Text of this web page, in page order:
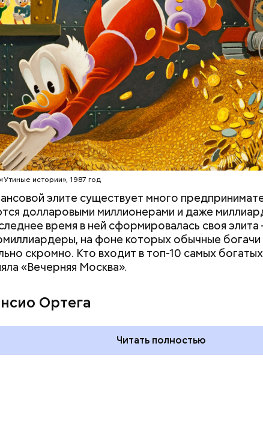
на
какие
отмечают в России
праздники отмечают в
и мире 6 августа
истории», 1987 год
элите существует много
долларовыми миллионерами и даже
время в ней сформировалась своя
на фоне которых обычные богачи
скромно. Кто входит в топ-10 самых
«Вечерняя Москва».
Ортега
Shutterstock
Читать полностью